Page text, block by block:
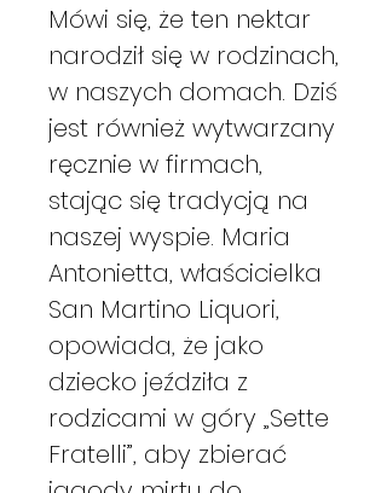
Mówi się, że ten nektar
narodził się w rodzinach,
w naszych domach. Dziś
jest również wytwarzany
ręcznie w firmach,
stając się tradycją na
naszej wyspie. Maria
Antonietta, właścicielka
San Martino Liquori,
opowiada, że jako
dziecko jeździła z
rodzicami w góry „Sette
Fratelli”, aby zbierać